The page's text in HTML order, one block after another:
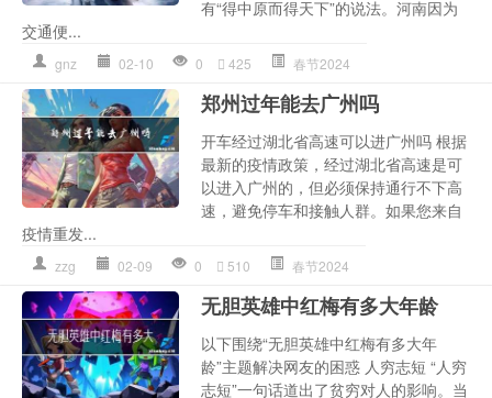
有“得中原而得天下”的说法。河南因为
交通便...
gnz 02-10 0 425 春节2024
郑州过年能去广州吗
开车经过湖北省高速可以进广州吗 根据
最新的疫情政策，经过湖北省高速是可
以进入广州的，但必须保持通行不下高
速，避免停车和接触人群。如果您来自
疫情重发...
zzg 02-09 0 510 春节2024
无胆英雄中红梅有多大年龄
以下围绕“无胆英雄中红梅有多大年
龄”主题解决网友的困惑 人穷志短 “人穷
志短”一句话道出了贫穷对人的影响。当